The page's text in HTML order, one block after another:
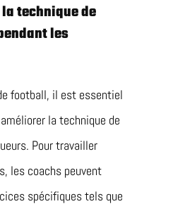
technique de
les
football, il est essentiel
la technique de
Pour travailler
les coachs peuvent
spécifiques tels que